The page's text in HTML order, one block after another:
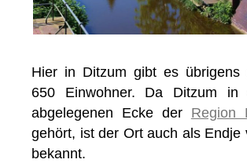
Hier in Ditzum gibt es übrigens
650 Einwohner. Da Ditzum in
abgelegenen Ecke der Region
gehört, ist der Ort auch als Endje
bekannt.